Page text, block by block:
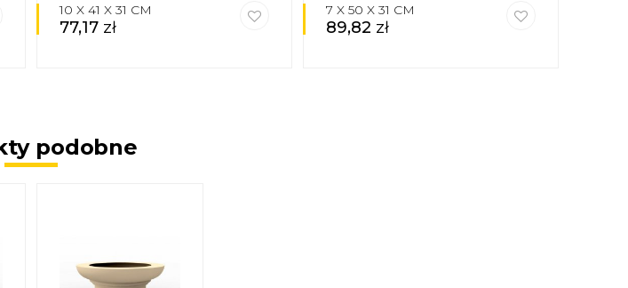
10 X 41 X 31 CM
77,17 zł
7 X 50 X 31 CM
89,82 zł
podobne